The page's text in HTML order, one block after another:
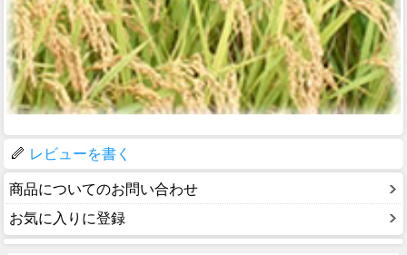
レビューを書く
商品についてのお問い合わせ
お気に入りに登録